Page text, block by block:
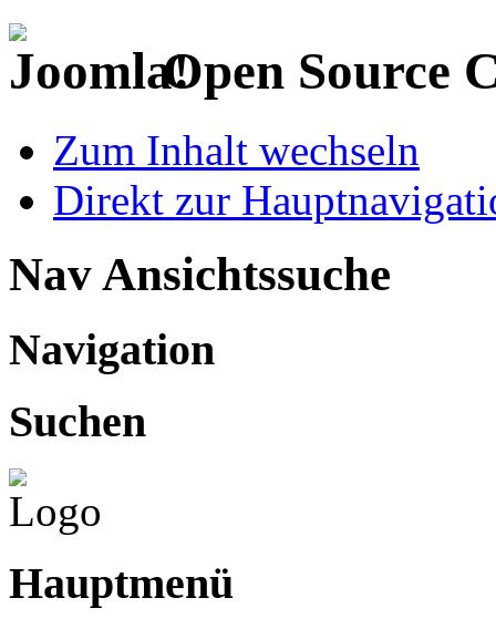
Open Source
Zum Inhalt wechseln
Direkt zur
Nav Ansichtssuche
Navigation
Suchen
Hauptmenü